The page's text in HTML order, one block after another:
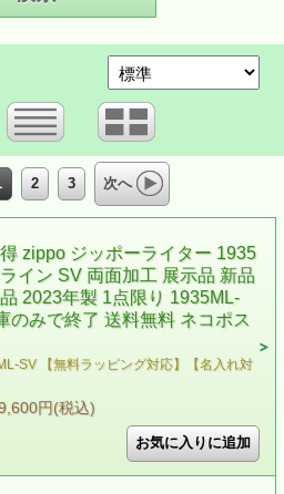
2 3 次へ
zippo ジッポーライター 1935
イン SV 両面加工 展示品 新品
2023年製 1点限り 1935ML-
のみで終了 送料無料 ネコポス
SV 【無料ラッピング対応】【名入れ対
円(税込)